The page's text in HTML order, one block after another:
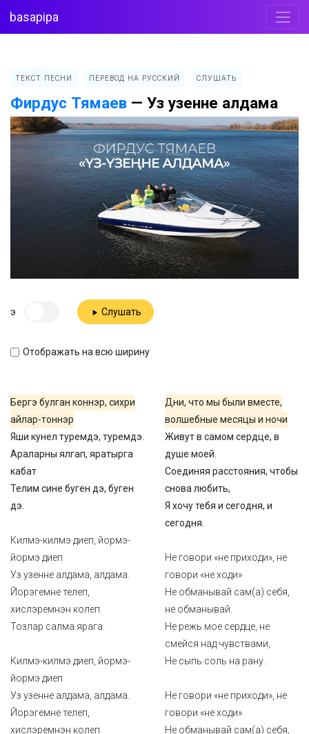
basapipa
ТЕКСТ ПЕСНИ ПЕРЕВОД НА РУССКИЙ СЛУШАТЬ
Фирдус Тямаев — Уз узенне алдама
э Слушать
Отображать на всю ширину
Бергэ булган коннэр, сихри
айлар-тоннэр
Яши кунел туремдэ, туремдэ.
Араларны ялгап, яратырга
кабат
Телим сине буген дэ, буген
дэ.
Килмэ-килмэ диеп, йормэ-
йормэ диеп
Уз узенне алдама, алдама.
Йорэгемне телеп,
хислэремнэн колеп
Тозлар салма ярага.
Килмэ-килмэ диеп, йормэ-
йормэ диеп
Уз узенне алдама, алдама.
Йорэгемне телеп,
хислэремнэн колеп
Дни, что мы были вместе,
волшебные месяцы и ночи
Живут в самом сердце, в
душе моей.
Соединяя расстояния, чтобы
снова любить,
Я хочу тебя и сегодня, и
сегодня.
Не говори «не приходи», не
говори «не ходи»
Не обманывай сам(а) себя,
не обманывай.
Не режь мое сердце, не
смейся над чувствами,
Не сыпь соль на рану.
Не говори «не приходи», не
говори «не ходи»
Не обманывай сам(а) себя,